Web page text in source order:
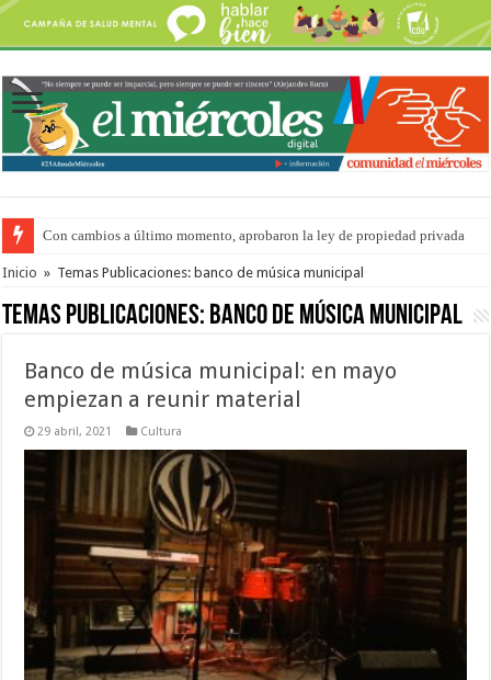
Con cambios a último momento, aprobaron la ley de propiedad privada
Adopción en Entre Ríos: el 35% de los 90 niños, niñas y adolescentes que
Inicio » Temas Publicaciones: banco de música municipal
Temas Publicaciones: banco de música municipal
Banco de música municipal: en mayo
empiezan a reunir material
29 abril, 2021 Cultura